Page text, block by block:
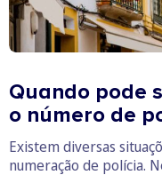
Quando pode
o número de
Existem diversas
numeração de polícia.